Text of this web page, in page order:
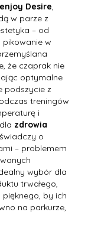
Desire,
w parze z
– od
pikowanie w
że czaprak nie
optymalne
podszycie z
treningów
i
zdrowia
o
– problemem
wybór dla
trwałego,
by ich
na parkurze,